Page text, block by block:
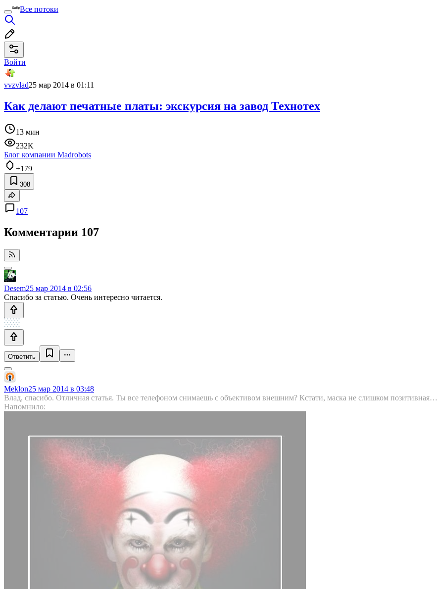
Все потоки
Войти
vvzvlad25 мар 2014 в 01:11
Как делают печатные платы: экскурсия на завод Технотех
13 мин
232K
Блог компании Madrobots
+179
308
107
Комментарии 107
Desem25 мар 2014 в 02:56
Спасибо за статью. Очень интересно читается.
Ответить
Meklon25 мар 2014 в 03:48
Влад, спасибо. Отличная статья. Ты все телефоном снимаешь с объективом внешним? Кстати, маска не слишком позитивная…
Напомнило: